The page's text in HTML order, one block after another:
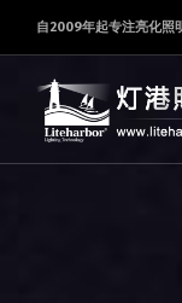
自2009年起专注亮化照